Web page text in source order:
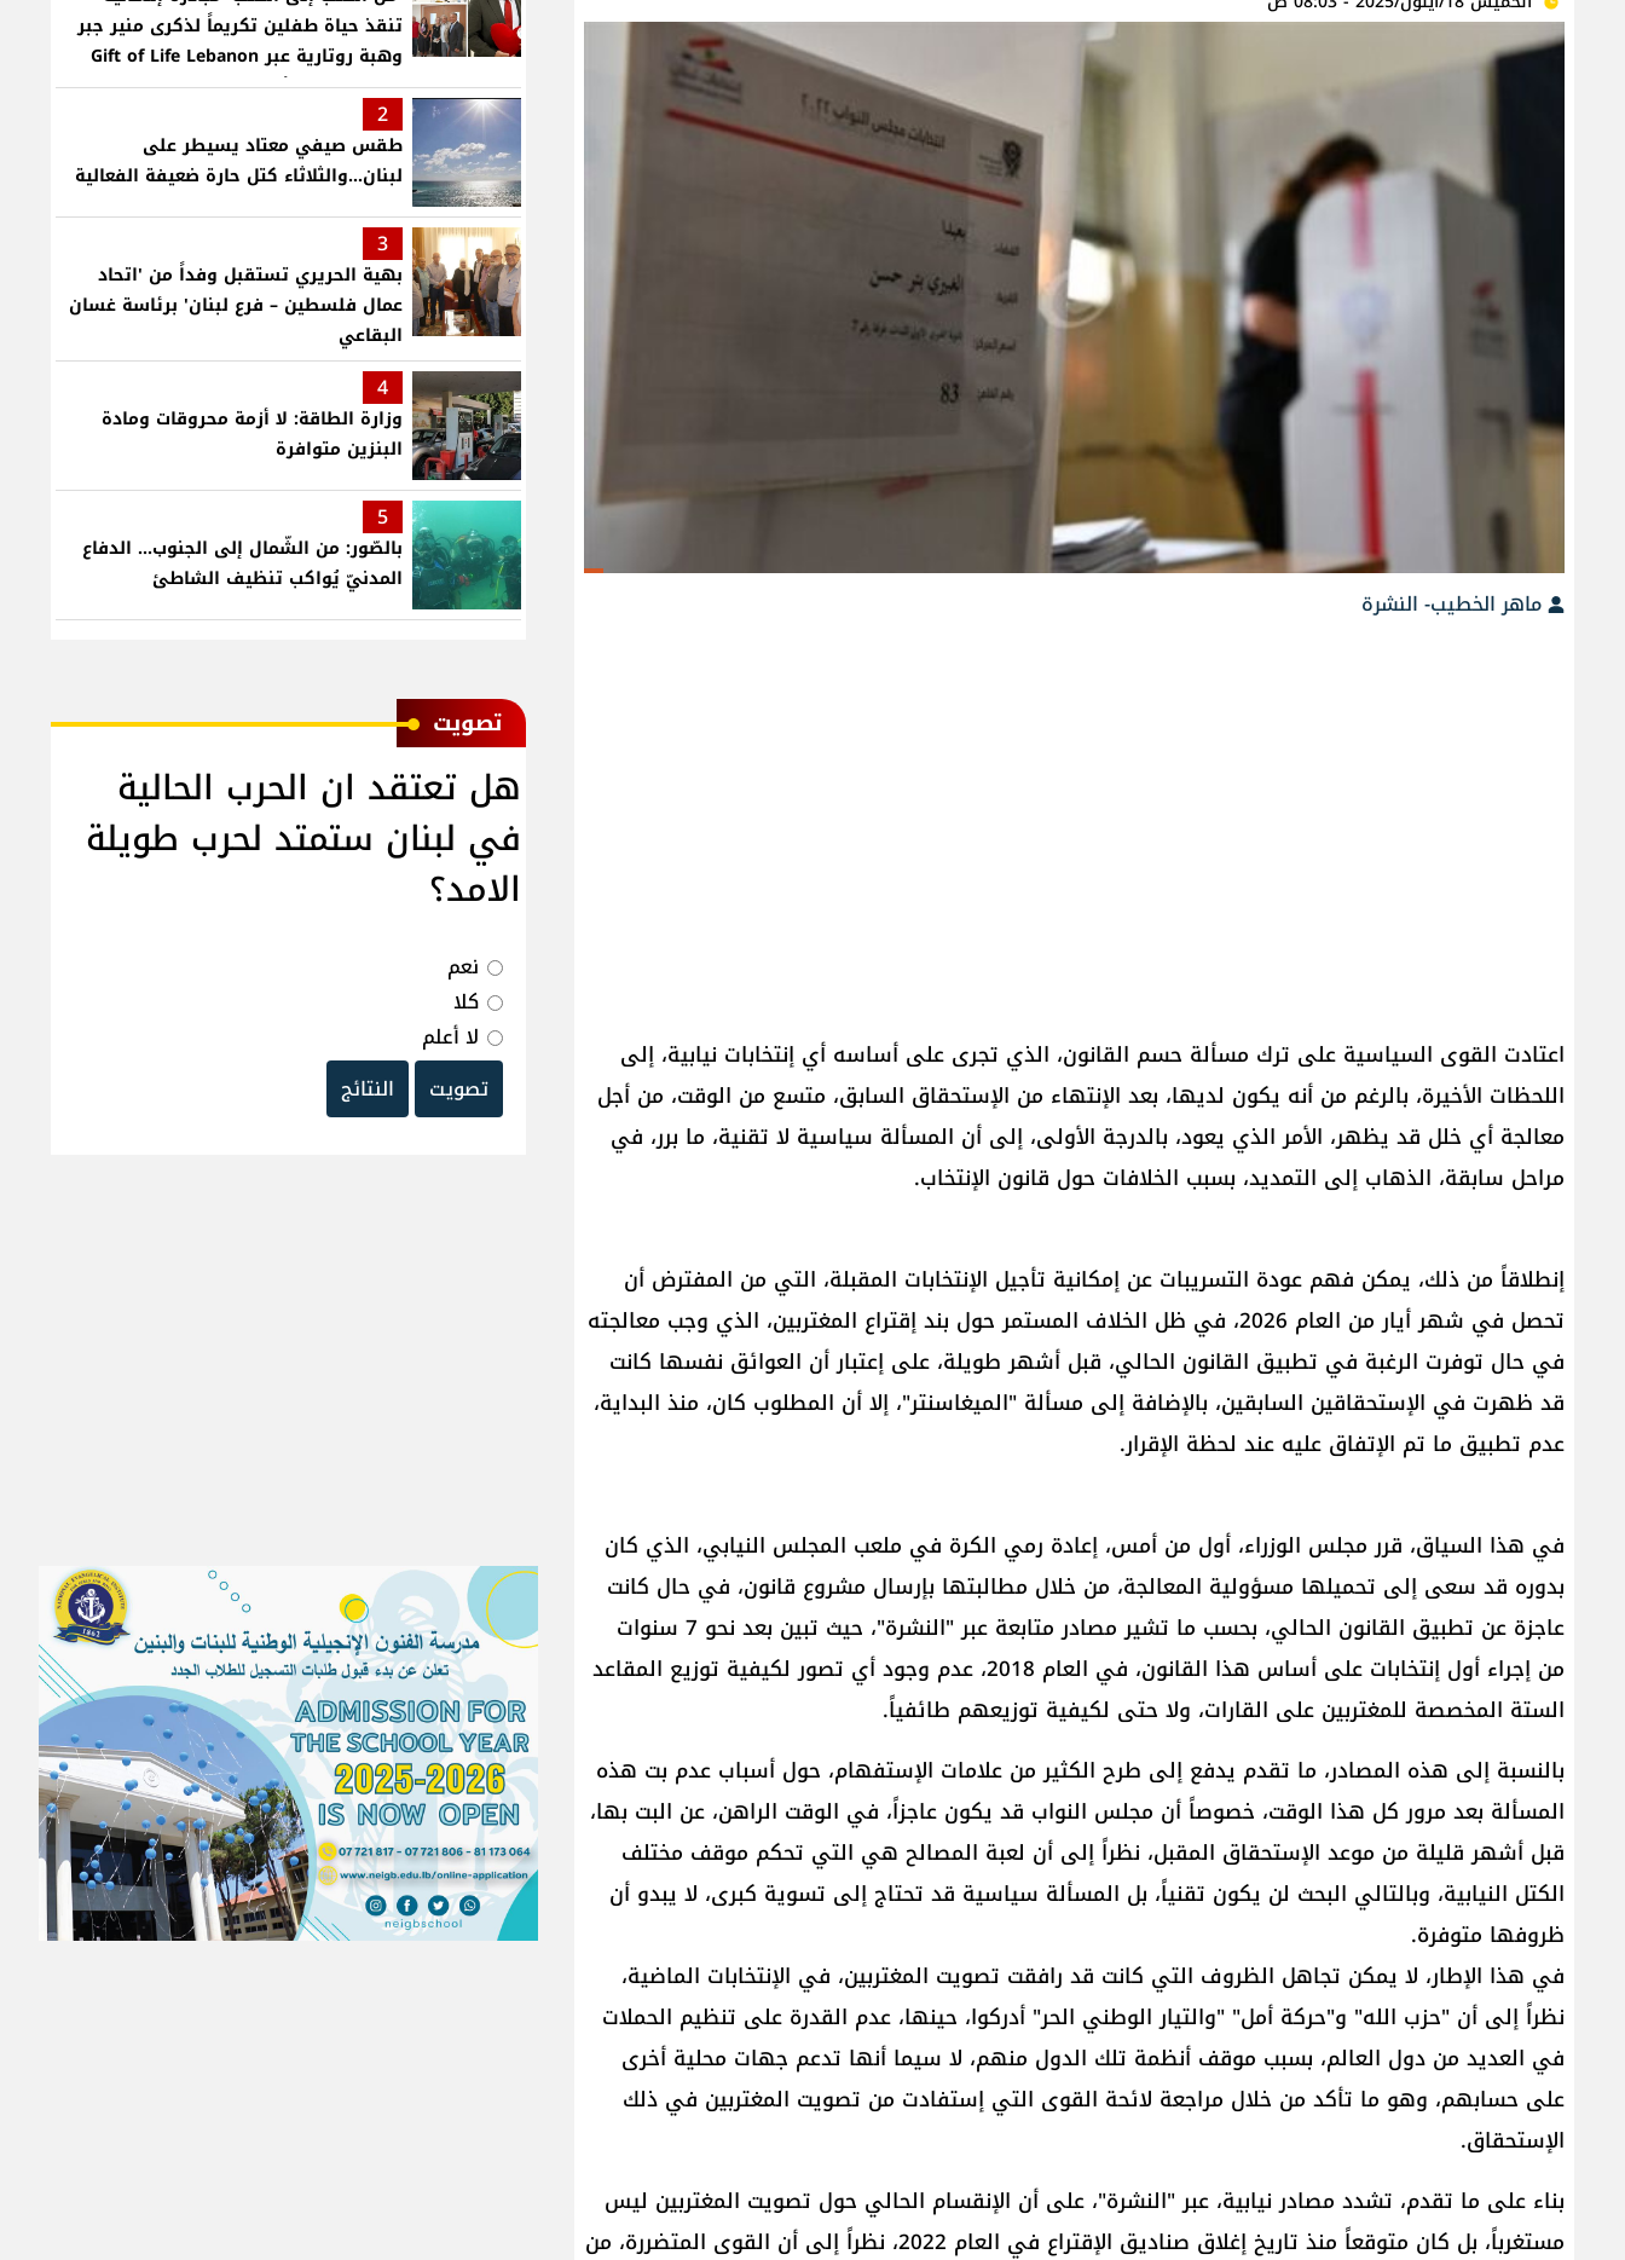
ماهر الخطيب- النشرة
اعتادت ​القوى السياسية​ على ترك مسألة حسم القانون، الذي تجرى على أساسه أي إنتخابات نيابية، إلى
اللحظات الأخيرة، بالرغم من أنه يكون لديها، بعد الإنتهاء من الإستحقاق السابق، متسع من الوقت، من أجل
معالجة أي خلل قد يظهر، الأمر الذي يعود، بالدرجة الأولى، إلى أن المسألة سياسية لا تقنية، ما برر، في
مراحل سابقة، الذهاب إلى التمديد، بسبب الخلافات حول قانون الإنتخاب.
إنطلاقاً من ذلك، يمكن فهم عودة التسريبات عن إمكانية تأجيل الإنتخابات المقبلة، التي من المفترض أن
تحصل في شهر أيار من العام 2026، في ظل الخلاف المستمر حول بند إقتراع المغتربين، الذي وجب معالجته
في حال توفرت الرغبة في تطبيق القانون الحالي، قبل أشهر طويلة، على إعتبار أن العوائق نفسها كانت
قد ظهرت في الإستحقاقين السابقين، بالإضافة إلى مسألة "الميغاسنتر"، إلا أن المطلوب كان، منذ البداية،
عدم تطبيق ما تم الإتفاق عليه عند لحظة الإقرار.
في هذا السياق، قرر مجلس الوزراء، أول من أمس، إعادة رمي الكرة في ملعب المجلس النيابي، الذي كان
بدوره قد سعى إلى تحميلها مسؤولية المعالجة، من خلال مطالبتها بإرسال مشروع قانون، في حال كانت
عاجزة عن تطبيق القانون الحالي، بحسب ما تشير مصادر متابعة عبر "النشرة"، حيث تبين بعد نحو 7 سنوات
من إجراء أول إنتخابات على أساس هذا القانون، في العام 2018، عدم وجود أي تصور لكيفية توزيع المقاعد
الستة المخصصة للمغتربين على القارات، ولا حتى لكيفية توزيعهم طائفياً.
بالنسبة إلى هذه المصادر، ما تقدم يدفع إلى طرح الكثير من علامات الإستفهام، حول أسباب عدم بت هذه
المسألة بعد مرور كل هذا الوقت، خصوصاً أن ​مجلس النواب​ قد يكون عاجزاً، في الوقت الراهن، عن البت بها،
قبل أشهر قليلة من موعد الإستحقاق المقبل، نظراً إلى أن لعبة المصالح هي التي تحكم موقف مختلف
الكتل النيابية، وبالتالي البحث لن يكون تقنياً، بل المسألة سياسية قد تحتاج إلى تسوية كبرى، لا يبدو أن
ظروفها متوفرة.
في هذا الإطار، لا يمكن تجاهل الظروف التي كانت قد رافقت ​تصويت المغتربين​، في الإنتخابات الماضية،
نظراً إلى أن "حزب الله" و"حركة أمل" "والتيار الوطني الحر" أدركوا، حينها، عدم القدرة على تنظيم الحملات
في العديد من دول العالم، بسبب موقف أنظمة تلك الدول منهم، لا سيما أنها تدعم جهات محلية أخرى
على حسابهم، وهو ما تأكد من خلال مراجعة لائحة القوى التي إستفادت من تصويت المغتربين في ذلك
الإستحقاق.
بناء على ما تقدم، تشدد مصادر نيابية، عبر "النشرة"، على أن الإنقسام الحالي حول تصويت المغتربين ليس
مستغرباً، بل كان متوقعاً منذ تاريخ إغلاق صناديق الإقتراع في العام 2022، نظراً إلى أن القوى المتضررة، من
تنقذ حياة طفلين تكريماً لذكرى منير جبر
وهبة روتارية عبر Gift of Life Lebanon
لعمليات قلب لأطفال في مستشفى حمود
الجامعي
2
طقس صيفي معتاد يسيطر على
لبنان...والثلاثاء كتل حارة ضعيفة الفعالية
3
بهية الحريري تستقبل وفداً من 'اتحاد
عمال فلسطين – فرع لبنان' برئاسة غسان
البقاعي
4
وزارة الطاقة: لا أزمة محروقات ومادة
البنزين متوافرة
5
بالصّور: من الشّمال إلى الجنوب... الدفاع
المدنيّ يُواكب تنظيف الشاطئ
ﺗﺼﻮﻳﺖ
هل تعتقد ان الحرب الحالية
في لبنان ستمتد لحرب طويلة
الامد؟
نعم
كلا
لا أعلم
تصويت
النتائج